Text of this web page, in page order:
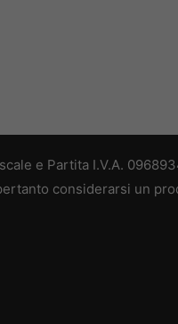
e Partita I.V.A.
considerarsi un